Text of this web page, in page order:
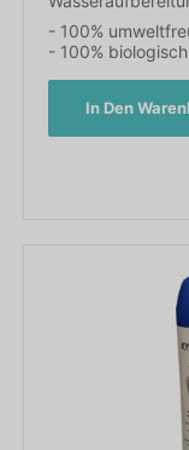
- 100%
- 100%
In Den